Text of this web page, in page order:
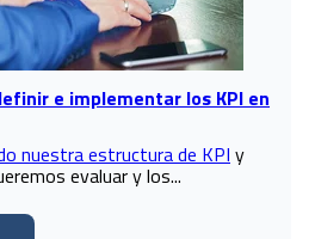
e implementar los KPI en
nuestra estructura de KPI y
evaluar y los...